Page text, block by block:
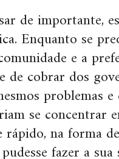
de importante,
Enquanto se
e a
de cobrar dos
problemas
se
na forma
fazer a